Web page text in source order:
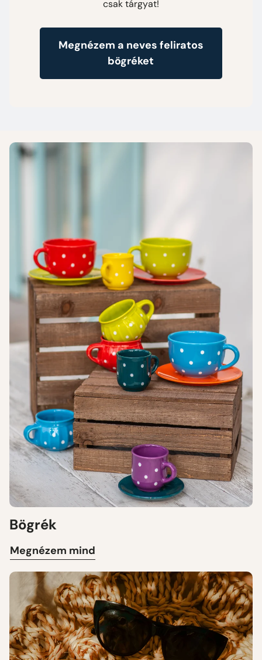
csak tárgyat!
Megnézem a neves feliratos
bögréket
Bögrék
Megnézem mind